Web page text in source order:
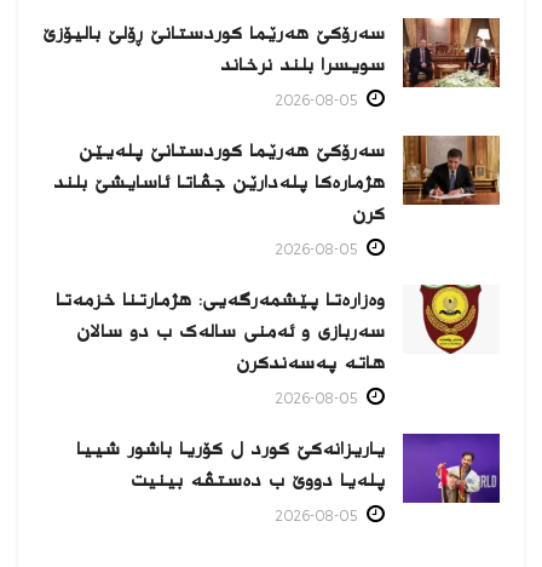
سەرۆکێ هەرێما کوردستانێ ڕۆلێ بالیۆزێ
سویسرا بلند نرخاند
سەرۆکێ هەرێما کوردستانێ پلەیێن
هژمارەكا پلەدارێن جڤاتا ئاسایشێ بلند
كرن
وەزارەتا پێشمەرگەیی: هژمارتنا خزمەتا
سەربازی و ئەمنی سالەک ب دو سالان
هاتە پەسەندكرن
یاریزانەكێ کورد ل کۆریا باشور شییا
پلەیا دووێ ب دەستڤە بینیت